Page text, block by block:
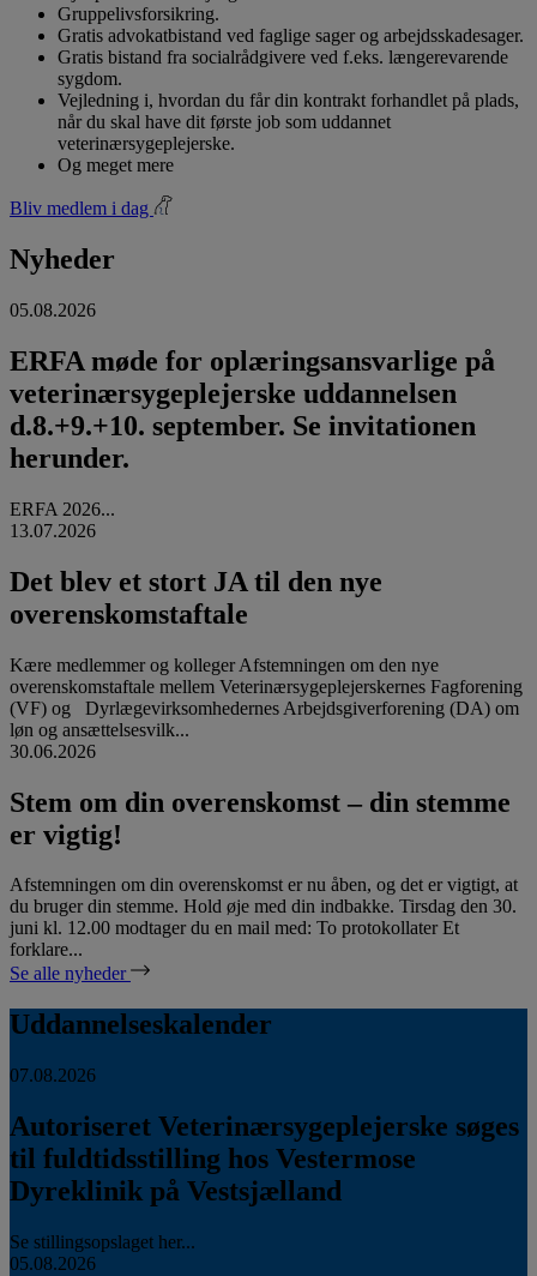
Gruppelivsforsikring.
Gratis advokatbistand ved faglige sager og arbejdsskadesager.
Gratis bistand fra socialrådgivere ved f.eks. længerevarende
sygdom.
Vejledning i, hvordan du får din kontrakt forhandlet på plads,
når du skal have dit første job som uddannet
veterinærsygeplejerske.
Og meget mere
Bliv medlem i dag
Nyheder
05.08.2026
ERFA møde for oplæringsansvarlige på
veterinærsygeplejerske uddannelsen
d.8.+9.+10. september. Se invitationen
herunder.
ERFA 2026...
13.07.2026
Det blev et stort JA til den nye
overenskomstaftale
Kære medlemmer og kolleger Afstemningen om den nye
overenskomstaftale mellem Veterinærsygeplejerskernes Fagforening
(VF) og Dyrlægevirksomhedernes Arbejdsgiverforening (DA) om
løn og ansættelsesvilk...
30.06.2026
Stem om din overenskomst – din stemme
er vigtig!
Afstemningen om din overenskomst er nu åben, og det er vigtigt, at
du bruger din stemme. Hold øje med din indbakke. Tirsdag den 30.
juni kl. 12.00 modtager du en mail med: To protokollater Et
forklare...
Se alle nyheder
Uddannelseskalender
07.08.2026
Autoriseret Veterinærsygeplejerske søges
til fuldtidsstilling hos Vestermose
Dyreklinik på Vestsjælland
Se stillingsopslaget her...
05.08.2026